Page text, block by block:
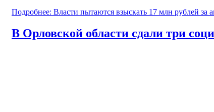
Подробнее: Власти пытаются взыскать 17 млн рублей
В Орловской области сдали три